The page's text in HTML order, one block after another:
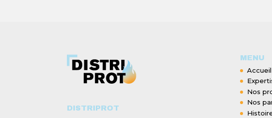
DISTRIPROT
MENU
Accueil
Nos
Nos